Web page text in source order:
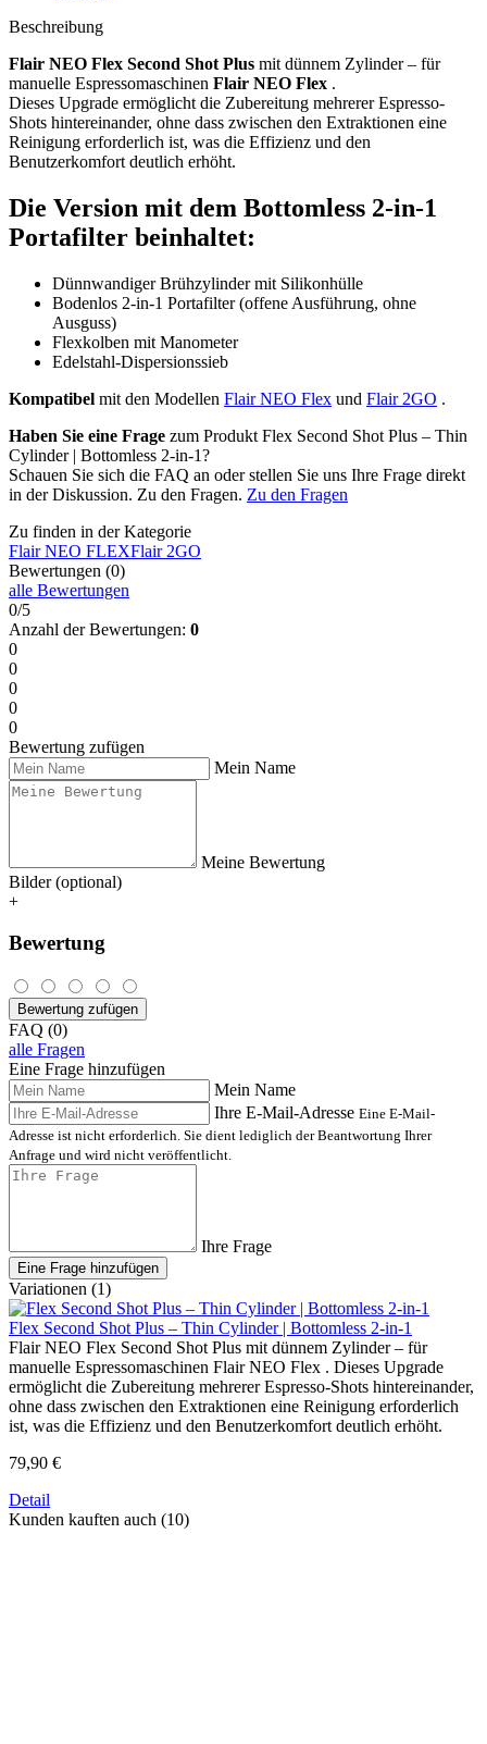
Beschreibung
Flair NEO Flex Second Shot Plus mit dünnem Zylinder – für
manuelle Espressomaschinen Flair NEO Flex .
Dieses Upgrade ermöglicht die Zubereitung mehrerer Espresso-
Shots hintereinander, ohne dass zwischen den Extraktionen eine
Reinigung erforderlich ist, was die Effizienz und den
Benutzerkomfort deutlich erhöht.
Die Version mit dem Bottomless 2-in-1
Portafilter beinhaltet:
Dünnwandiger Brühzylinder mit Silikonhülle
Bodenlos 2-in-1 Portafilter (offene Ausführung, ohne
Ausguss)
Flexkolben mit Manometer
Edelstahl-Dispersionssieb
Kompatibel mit den Modellen Flair NEO Flex und Flair 2GO .
Haben Sie eine Frage zum Produkt Flex Second Shot Plus – Thin
Cylinder | Bottomless 2-in-1?
Schauen Sie sich die FAQ an oder stellen Sie uns Ihre Frage direkt
in der Diskussion. Zu den Fragen. Zu den Fragen
Zu finden in der Kategorie
Flair NEO FLEXFlair 2GO
Bewertungen (0)
alle Bewertungen
0/5
Anzahl der Bewertungen: 0
0
0
0
0
0
Bewertung zufügen
Mein Name
Meine Bewertung
Bilder (optional)
+
Bewertung
Bewertung zufügen
FAQ (0)
alle Fragen
Eine Frage hinzufügen
Mein Name
Ihre E-Mail-Adresse Eine E-Mail-
Adresse ist nicht erforderlich. Sie dient lediglich der Beantwortung Ihrer
Anfrage und wird nicht veröffentlicht.
Ihre Frage
Eine Frage hinzufügen
Variationen (1)
Flex Second Shot Plus – Thin Cylinder | Bottomless 2-in-1
Flair NEO Flex Second Shot Plus mit dünnem Zylinder – für
manuelle Espressomaschinen Flair NEO Flex . Dieses Upgrade
ermöglicht die Zubereitung mehrerer Espresso-Shots hintereinander,
ohne dass zwischen den Extraktionen eine Reinigung erforderlich
ist, was die Effizienz und den Benutzerkomfort deutlich erhöht.
79,90 €
Detail
Kunden kauften auch (10)